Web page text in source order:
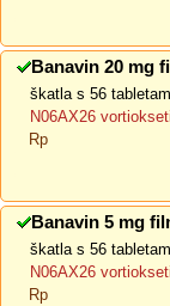
Banavin 20 mg
škatla s 56
N06AX26
Rp
Banavin 5 mg
škatla s 56
N06AX26
Rp